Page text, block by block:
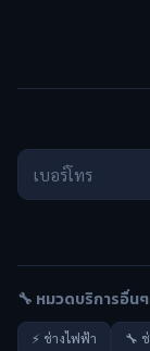
🔧 หมวดบริการอื่นๆ
⚡ ช่างไฟฟ้า 🔧